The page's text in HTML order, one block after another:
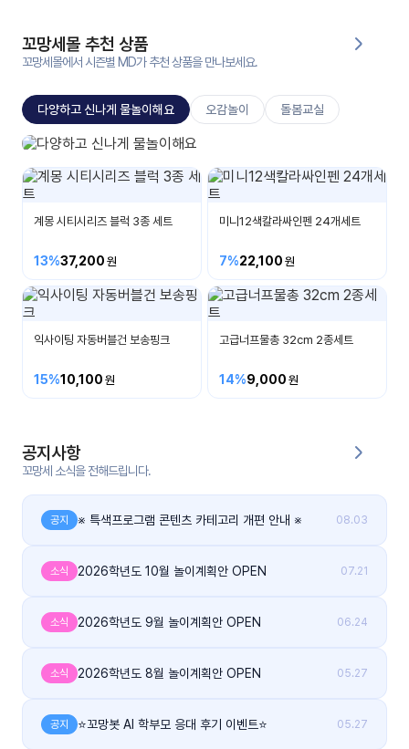
생
교
원
온라
무료
강의
및
세미
수강
후기
자료
실
커
뮤
티
사항
우리
들의
후기
게시
타그
램
브
꼬망세몰 추천 상품
꼬망세몰에서 시즌별 MD가 추천 상품을 만나보세요.
다양하고 신나게 물놀이해요 오감놀이 돌봄교실
지나상사
비눗방울/물총/말랑이/우산외
계몽 시티시리즈 블럭 3종 세트
13%37,200
미니12색칼라싸인펜 24개세트
7%22,100
익사이팅 자동버블건 보송핑크
15%10,100
고급너프물총 32cm 2종세트
14%9,000
공지사항
꼬망세 소식을 전해드립니다.
공지 ※ 특색프로그램 콘텐츠 카테고리 개편 안내 ※ 08.03
소식 2026학년도 10월 놀이계획안 OPEN 07.21
소식 2026학년도 9월 놀이계획안 OPEN 06.24
소식 2026학년도 8월 놀이계획안 OPEN 05.27
공지 ⭐꼬망봇 AI 학부모 응대 후기 이벤트⭐ 05.27